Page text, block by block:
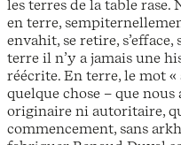
les terres de la table rase.
en terre,
envahit, se retire, s’efface,
terre il n’y a jamais une
réécrite. En terre, le mot «
quelque chose – que
originaire ni autoritaire,
commencement, sans